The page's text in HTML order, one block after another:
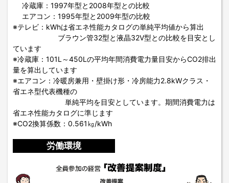
冷蔵庫：1997年型と2008年型との比較
エアコン：1995年型と2009年型の比較
※テレビ：kWhは省エネ性能カタログの単純平均値から算出
ブラウン管32型と液晶32V型との比較を目安とし
ています
※冷蔵庫：101L～450Lの平均年間消費電力量目安からCO2排出
量を算出しています
※エアコン：冷暖房兼用・壁掛け形・冷房能力2.8kWクラス・
省エネ型代表機種の
単純平均を目安としています。期間消費電力は
省エネ性能カタログに準じます
※CO2換算係数：0.561㎏/kWh
労働環境